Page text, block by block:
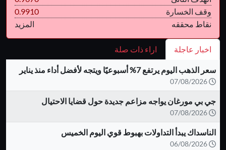
وقف الخسارة
0.9910
نقاط محققه
المزيد
اخبار عاجلة اراء ذات صلة
سعر الذهب اليوم يرتفع 7% أسبوعيًا ويتجه لأفضل أداء منذ يناير
جي بي مورغان يواجه مزاعم جديدة حول قضايا الاحتيال
الناسداك يبدأ التداولات بهبوط قوي اليوم الخميس